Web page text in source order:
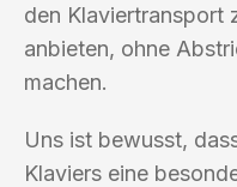
den Klaviertransport
anbieten, ohne
machen.
Uns ist bewusst,
Klaviers eine